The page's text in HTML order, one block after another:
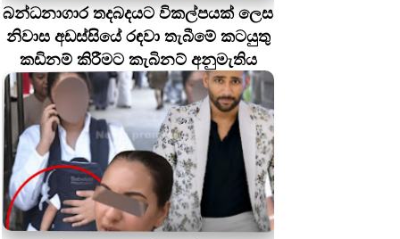
බන්ධනාගාර තදබදයට විකල්පයක් ලෙස
නිවාස අඩස්සියේ රඳවා තැබීමේ කටයුතු
කඩිනම් කිරීමට කැබිනට් අනුමැතිය